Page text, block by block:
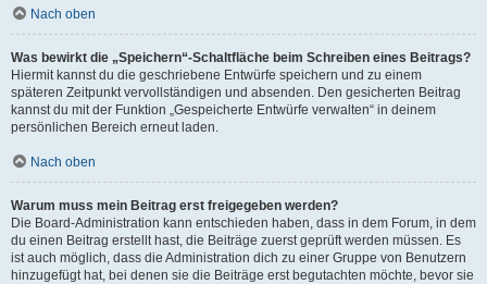
Nach oben
Was bewirkt die „Speichern“-Schaltfläche beim Schreiben eines Beitrags?
Hiermit kannst du die geschriebene Entwürfe speichern und zu einem
späteren Zeitpunkt vervollständigen und absenden. Den gesicherten Beitrag
kannst du mit der Funktion „Gespeicherte Entwürfe verwalten“ in deinem
persönlichen Bereich erneut laden.
Nach oben
Warum muss mein Beitrag erst freigegeben werden?
Die Board-Administration kann entschieden haben, dass in dem Forum, in dem
du einen Beitrag erstellt hast, die Beiträge zuerst geprüft werden müssen. Es
ist auch möglich, dass die Administration dich zu einer Gruppe von Benutzern
hinzugefügt hat, bei denen sie die Beiträge erst begutachten möchte, bevor sie